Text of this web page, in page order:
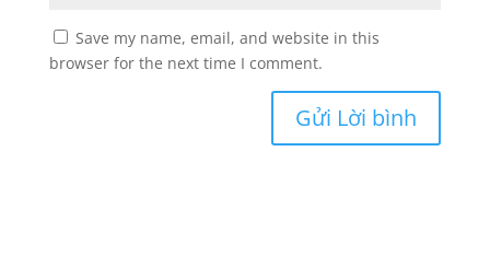
Save my name, email, and website in this
browser for the next time I comment.